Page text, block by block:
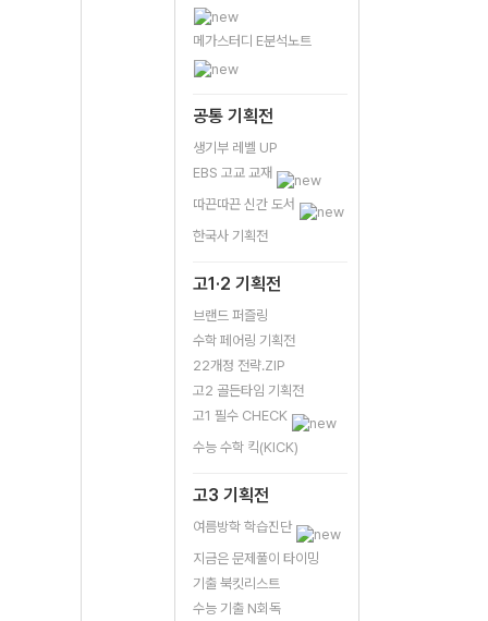
메가스터디 E분석노트
공통 기획전
생기부 레벨 UP
EBS 고교 교재
따끈따끈 신간 도서
한국사 기획전
고1·2 기획전
브랜드 퍼즐링
수학 페어링 기획전
22개정 전략.ZIP
고2 골든타임 기획전
고1 필수 CHECK
수능 수학 킥(KICK)
고3 기획전
여름방학 학습진단
지금은 문제풀이 타이밍
기출 북킷리스트
수능 기출 N회독